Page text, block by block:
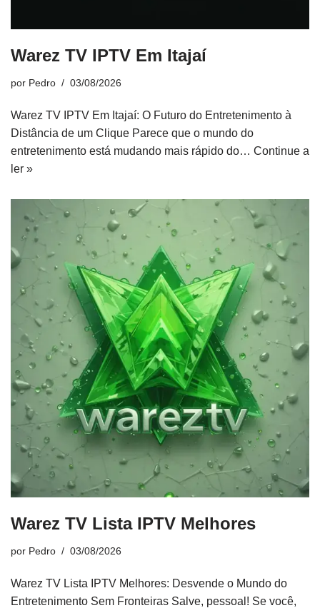
Warez TV IPTV Em Itajaí
por Pedro 03/08/2026
Warez TV IPTV Em Itajaí: O Futuro do Entretenimento à
Distância de um Clique Parece que o mundo do
entretenimento está mudando mais rápido do… Continue a
ler »
Warez TV Lista IPTV Melhores
por Pedro 03/08/2026
Warez TV Lista IPTV Melhores: Desvende o Mundo do
Entretenimento Sem Fronteiras Salve, pessoal! Se você,